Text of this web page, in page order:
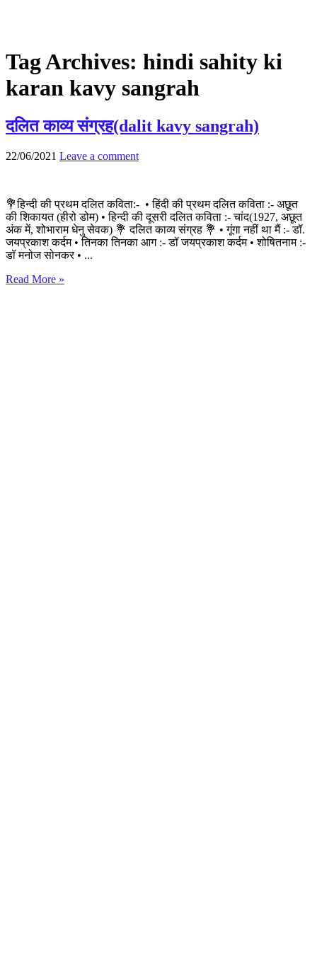
Tag Archives: hindi sahity ki
karan kavy sangrah
दलित काव्य संग्रह(dalit kavy sangrah)
22/06/2021 Leave a comment
💐हिन्दी की प्रथम दलित कविता:- • हिंदी की प्रथम दलित कविता :- अछूत
की शिकायत (हीरो डोम) • हिन्दी की दूसरी दलित कविता :- चांद(1927, अछूत
अंक में, शोभाराम धेनु सेवक) 💐 दलित काव्य संग्रह 💐 • गूंगा नहीं था मैं :- डॉ.
जयप्रकाश कर्दम • तिनका तिनका आग :- डॉ जयप्रकाश कर्दम • शोषितनाम :-
डॉ मनोज सोनकर • ...
Read More »